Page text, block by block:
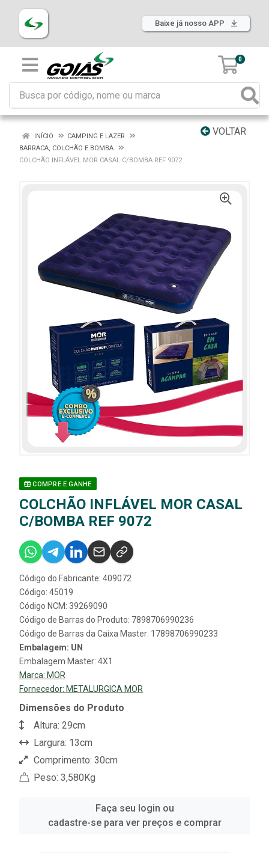
Baixe já nosso APP
0
VOLTAR
INÍCIO
CAMPING E LAZER
BARRACA, COLCHÃO E BOMBA
COLCHÃO INFLÁVEL MOR CASAL C/BOMBA REF 9072
COMPRE E GANHE
COLCHÃO INFLÁVEL MOR CASAL
C/BOMBA REF 9072
Código do Fabricante: 409072
Código: 45019
Código NCM: 39269090
Código de Barras do Produto: 7898706990236
Código de Barras da Caixa Master: 17898706990233
Embalagem: UN
Embalagem Master: 4X1
Marca: MOR
Fornecedor: METALURGICA MOR
Dimensões do Produto
Altura: 29cm
Largura: 13cm
Comprimento: 30cm
Peso: 3,580Kg
Faça seu login ou
cadastre-se para ver preços e comprar